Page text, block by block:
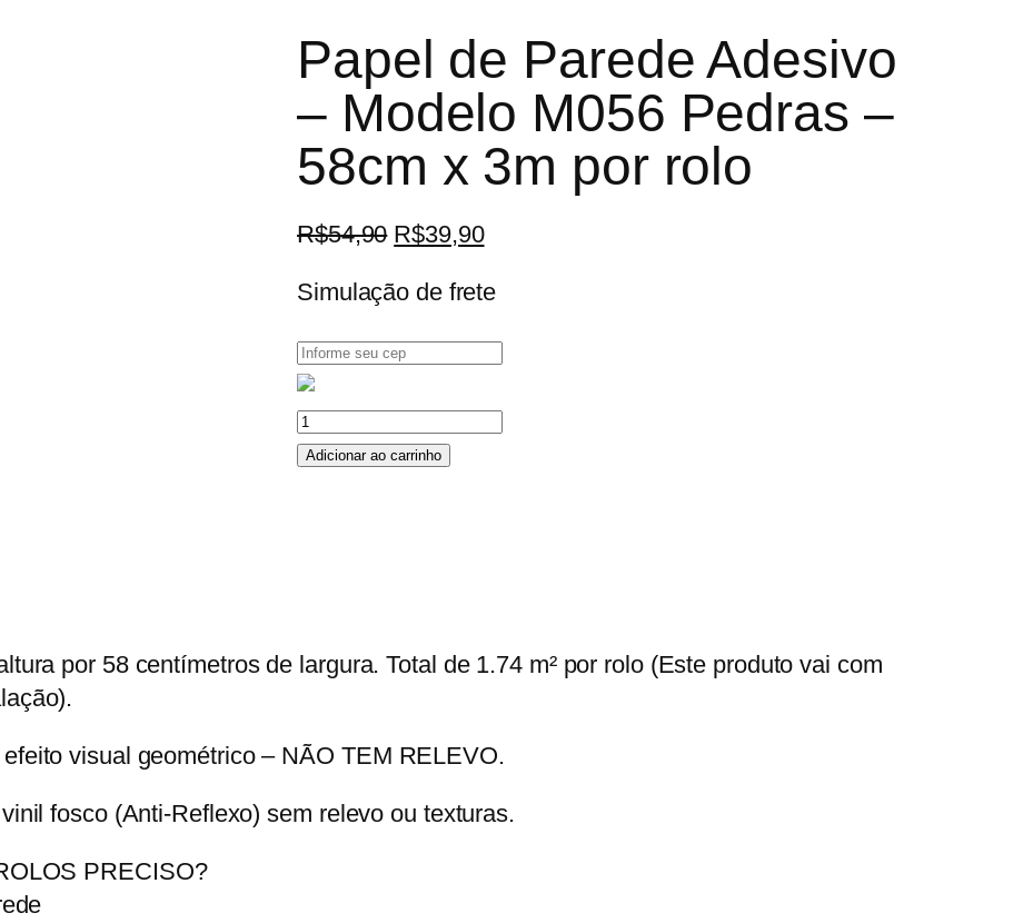
Papel de Parede Adesivo
– Modelo M056 Pedras –
58cm x 3m por rolo
R$54,90 R$39,90
Simulação de frete
Adicionar ao carrinho
por 58 centímetros de largura. Total de 1.74 m² por rolo (Este produto vai com
visual geométrico – NÃO TEM RELEVO.
fosco (Anti-Reflexo) sem relevo ou texturas.
PRECISO?